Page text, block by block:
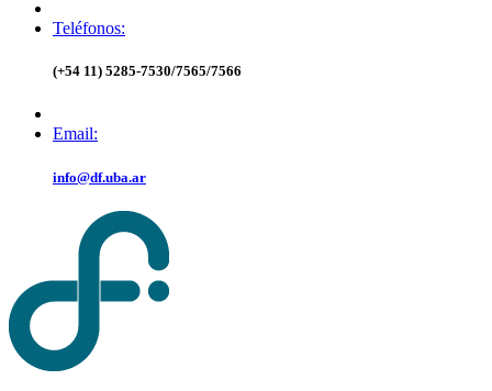
Teléfonos:
(+54 11) 5285-7530/7565/7566
Email:
info@df.uba.ar